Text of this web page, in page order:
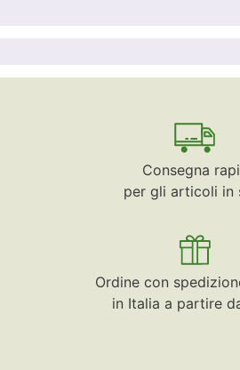
Consegna
per gli articoli in
Ordine con
in Italia a partire